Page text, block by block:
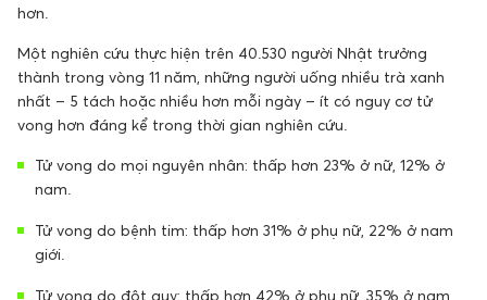
hơn.
Một nghiên cứu thực hiện trên 40.530 người Nhật trưởng
thành trong vòng 11 năm, những người uống nhiều trà xanh
nhất – 5 tách hoặc nhiều hơn mỗi ngày – ít có nguy cơ tử
vong hơn đáng kể trong thời gian nghiên cứu.
Tử vong do mọi nguyên nhân: thấp hơn 23% ở nữ, 12% ở
nam.
Tử vong do bệnh tim: thấp hơn 31% ở phụ nữ, 22% ở nam
giới.
Tử vong do đột quỵ: thấp hơn 42% ở phụ nữ, 35% ở nam